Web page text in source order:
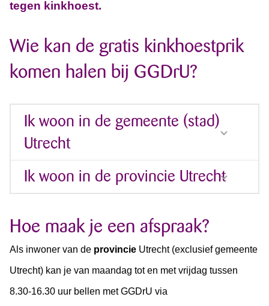
tegen kinkhoest.
Wie kan de gratis kinkhoestprik
komen halen bij GGDrU?
Ik woon in de gemeente (stad)
Utrecht
Ik woon in de provincie Utrecht
Hoe maak je een afspraak?
Als inwoner van de provincie Utrecht (exclusief gemeente
Utrecht) kan je van maandag tot en met vrijdag tussen
8.30-16.30 uur bellen met GGDrU via